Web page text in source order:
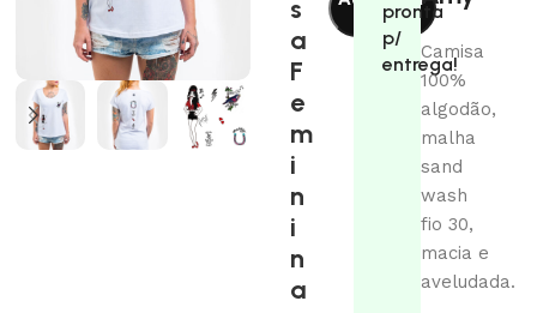
s
a
F
e
m
i
n
i
n
a
ao
carrinho
pronta
p/
entrega!
Camisa
100%
algodão,
malha
sand
wash
fio 30,
macia e
aveludada.